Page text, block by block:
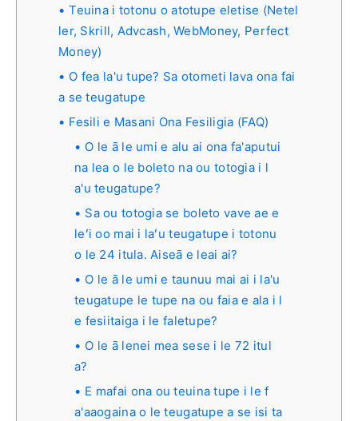
Teuina i totonu o atotupe eletise (Netel
ler, Skrill, Advcash, WebMoney, Perfect
Money)
O fea la'u tupe? Sa otometi lava ona fai
a se teugatupe
Fesili e Masani Ona Fesiligia (FAQ)
O le ā le umi e alu ai ona fa'aputui
na lea o le boleto na ou totogia i l
a'u teugatupe?
Sa ou totogia se boleto vave ae e
leʻi oo mai i laʻu teugatupe i totonu
o le 24 itula. Aiseā e leai ai?
O le ā le umi e taunuu mai ai i la'u
teugatupe le tupe na ou faia e ala i l
e fesiitaiga i le faletupe?
O le ā lenei mea sese i le 72 itul
a?
E mafai ona ou teuina tupe i le f
a'aaogaina o le teugatupe a se isi ta